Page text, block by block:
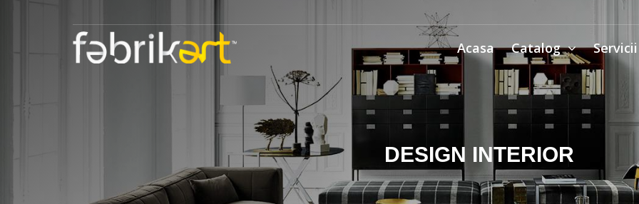
Acasa Catalog
DESIGN INTERIOR